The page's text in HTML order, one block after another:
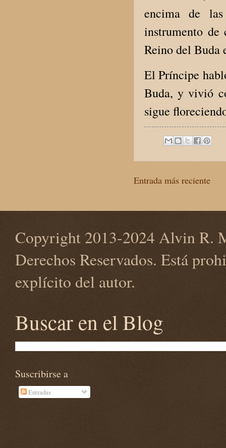
encima de
instrumento de
Reino del Buda
El Príncipe
Buda, y vivió
sigue
Entrada más reciente
Copyright 2013-2024 Alvin R.
Derechos Reservados. Está
explícito del autor.
Buscar en el Blog
Suscribirse a
Entradas